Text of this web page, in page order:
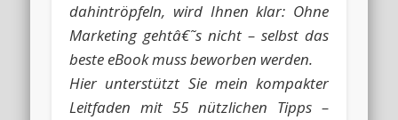
dahintröpfeln, wird Ihnen klar: Ohne
Marketing gehtâ€˜s nicht – selbst das
beste eBook muss beworben werden.
Hier unterstützt Sie mein kompakter
Leitfaden mit 55 nützlichen Tipps –